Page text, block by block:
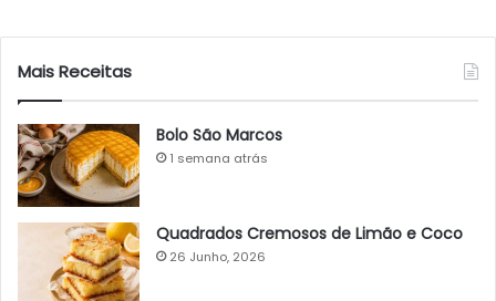
Mais Receitas
Bolo São Marcos
1 semana atrás
Quadrados Cremosos de Limão e Coco
26 Junho, 2026